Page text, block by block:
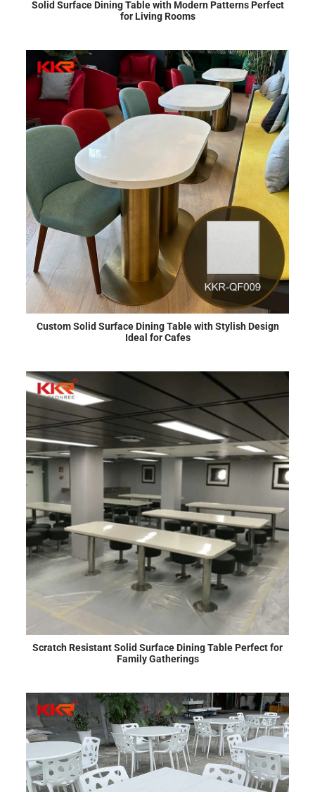
Solid Surface Dining Table with Modern Patterns Perfect
for Living Rooms
Custom Solid Surface Dining Table with Stylish Design
Ideal for Cafes
Scratch Resistant Solid Surface Dining Table Perfect for
Family Gatherings